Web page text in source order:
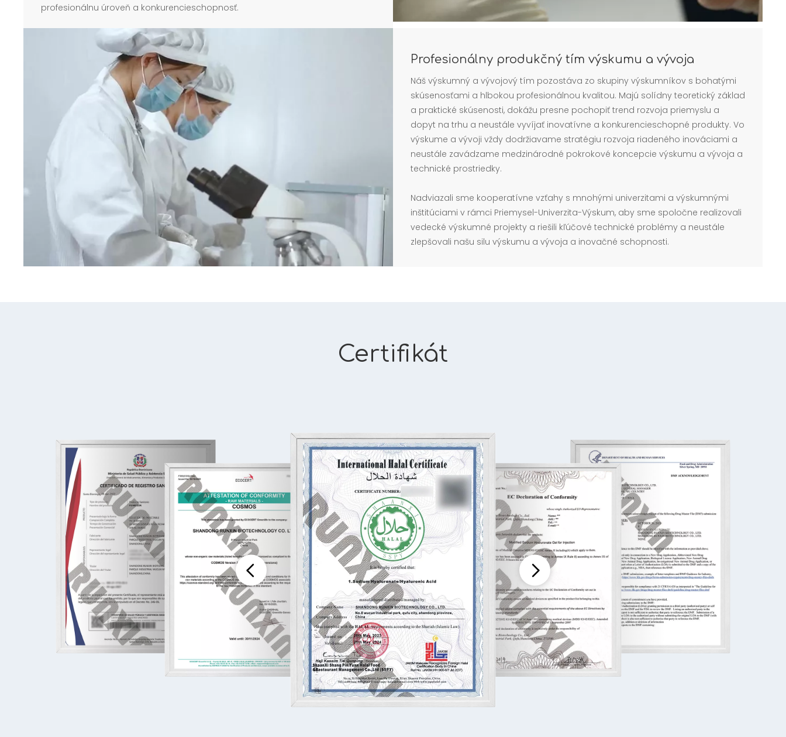
profesionálnu úroveň a konkurencieschopnosť.
Profesionálny produkčný tím výskumu a vývoja
Náš výskumný a vývojový tím pozostáva zo skupiny výskumníkov s bohatými
skúsenosťami a hlbokou profesionálnou kvalitou. Majú solídny teoretický základ
a praktické skúsenosti, dokážu presne pochopiť trend rozvoja priemyslu a
dopyt na trhu a neustále vyvíjať inovatívne a konkurencieschopné produkty. Vo
výskume a vývoji vždy dodržiavame stratégiu rozvoja riadeného inováciami a
neustále zavádzame medzinárodné pokrokové koncepcie výskumu a vývoja a
technické prostriedky.
Nadviazali sme kooperatívne vzťahy s mnohými univerzitami a výskumnými
inštitúciami v rámci Priemysel-Univerzita-Výskum, aby sme spoločne realizovali
vedecké výskumné projekty a riešili kľúčové technické problémy a neustále
zlepšovali našu silu výskumu a vývoja a inovačné schopnosti.
Certifikát